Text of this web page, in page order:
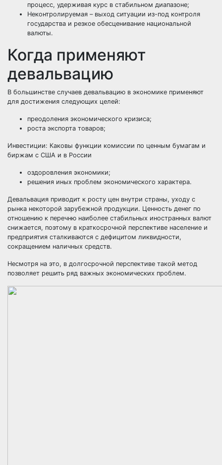
процесс, удерживая курс в стабильном диапазоне;
Неконтролируемая – выход ситуации из-под контроля
государства и резкое обесценивание национальной
валюты.
Когда применяют
девальвацию
В большинстве случаев девальвацию в экономике применяют
для достижения следующих целей:
преодоления экономического кризиса;
роста экспорта товаров;
Инвестиции: Каковы функции комиссии по ценным бумагам и
биржам с США и в России
оздоровления экономики;
решения иных проблем экономического характера.
Девальвация приводит к росту цен внутри страны, уходу с
рынка некоторой зарубежной продукции. Ценность денег по
отношению к перечню наиболее стабильных иностранных валют
снижается, поэтому в краткосрочной перспективе население и
предприятия сталкиваются с дефицитом ликвидности,
сокращением наличных средств.
Несмотря на это, в долгосрочной перспективе такой метод
позволяет решить ряд важных экономических проблем.